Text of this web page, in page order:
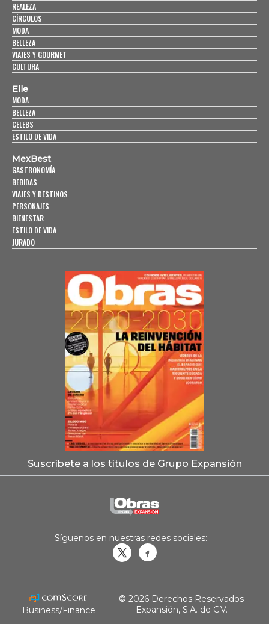
REALEZA
CÍRCULOS
MODA
BELLEZA
VIAJES Y GOURMET
CULTURA
Elle
MODA
BELLEZA
CELEBS
ESTILO DE VIDA
MexBest
GASTRONOMÍA
BEBIDAS
VIAJES Y DESTINOS
PERSONAJES
BIENESTAR
ESTILO DE VIDA
JURADO
Suscríbete a los títulos de Grupo Expansión
Síguenos en nuestras redes sociales:
Business/Finance
© 2026 Derechos Reservados
Expansión, S.A. de C.V.